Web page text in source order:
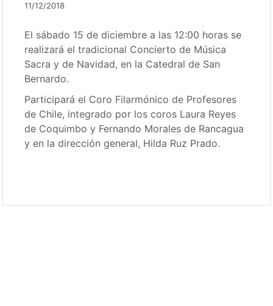
11/12/2018
El sábado 15 de diciembre a las 12:00 horas se
realizará el tradicional Concierto de Música
Sacra y de Navidad, en la Catedral de San
Bernardo.
Participará el Coro Filarmónico de Profesores
de Chile, integrado por los coros Laura Reyes
de Coquimbo y Fernando Morales de Rancagua
y en la dirección general, Hilda Ruz Prado.